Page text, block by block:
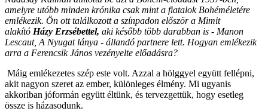
amelyre utóbb minden krónika csak mint a fiatalok Bohéméletére
emlékezik. Ön ott találkozott a színpadon először a Mimit
alakító Házy Erzsébettel, aki később több darabban is - Manon
Lescaut, A Nyugat lánya - állandó partnere lett. Hogyan emlékezik
arra a Ferencsik János vezényelte előadásra?
Máig emlékezetes szép este volt. Azzal a hölggyel együtt fellépni,
akit nagyon szeret az ember, különleges élmény. Mi ugyanis
akkoriban jóformán együtt éltünk, és tervezgettük, hogy esetleg
össze is házasodunk.